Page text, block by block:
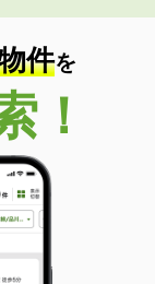
件を
！